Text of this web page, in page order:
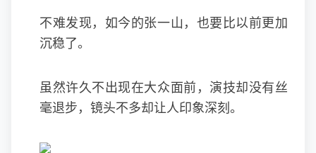
不难发现，如今的张一山，也要比以前更加
沉稳了。
虽然许久不出现在大众面前，演技却没有丝
毫退步，镜头不多却让人印象深刻。